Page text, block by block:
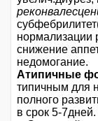
нормализации
снижение
недомогание.
Атипичные
типичным для
полного
в срок 5-